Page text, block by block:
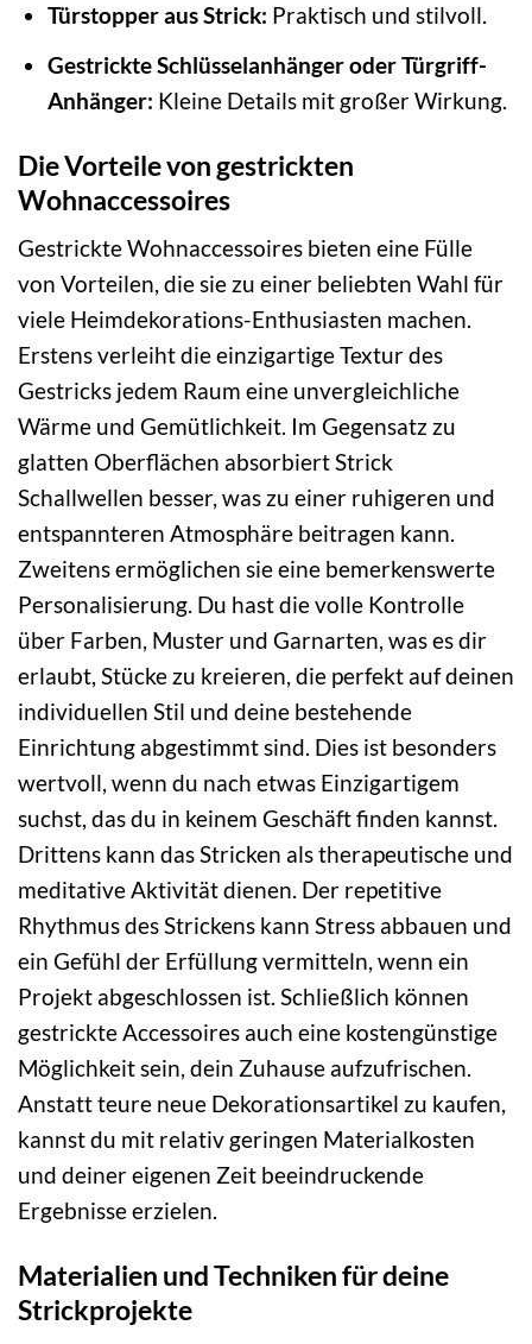
Türstopper aus Strick: Praktisch und stilvoll.
Gestrickte Schlüsselanhänger oder Türgriff-
Anhänger: Kleine Details mit großer Wirkung.
Die Vorteile von gestrickten
Wohnaccessoires
Gestrickte Wohnaccessoires bieten eine Fülle
von Vorteilen, die sie zu einer beliebten Wahl für
viele Heimdekorations-Enthusiasten machen.
Erstens verleiht die einzigartige Textur des
Gestricks jedem Raum eine unvergleichliche
Wärme und Gemütlichkeit. Im Gegensatz zu
glatten Oberflächen absorbiert Strick
Schallwellen besser, was zu einer ruhigeren und
entspannteren Atmosphäre beitragen kann.
Zweitens ermöglichen sie eine bemerkenswerte
Personalisierung. Du hast die volle Kontrolle
über Farben, Muster und Garnarten, was es dir
erlaubt, Stücke zu kreieren, die perfekt auf deinen
individuellen Stil und deine bestehende
Einrichtung abgestimmt sind. Dies ist besonders
wertvoll, wenn du nach etwas Einzigartigem
suchst, das du in keinem Geschäft finden kannst.
Drittens kann das Stricken als therapeutische und
meditative Aktivität dienen. Der repetitive
Rhythmus des Strickens kann Stress abbauen und
ein Gefühl der Erfüllung vermitteln, wenn ein
Projekt abgeschlossen ist. Schließlich können
gestrickte Accessoires auch eine kostengünstige
Möglichkeit sein, dein Zuhause aufzufrischen.
Anstatt teure neue Dekorationsartikel zu kaufen,
kannst du mit relativ geringen Materialkosten
und deiner eigenen Zeit beeindruckende
Ergebnisse erzielen.
Materialien und Techniken für deine
Strickprojekte